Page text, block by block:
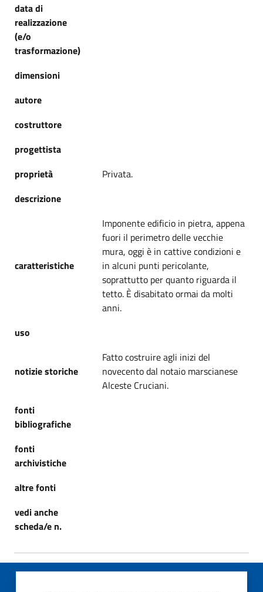
data di
realizzazione
(e/o
trasformazione)
dimensioni
autore
costruttore
progettista
proprietà
Privata.
descrizione
caratteristiche
Imponente edificio in pietra, appena
fuori il perimetro delle vecchie
mura, oggi è in cattive condizioni e
in alcuni punti pericolante,
soprattutto per quanto riguarda il
tetto. È disabitato ormai da molti
anni.
uso
notizie storiche
Fatto costruire agli inizi del
novecento dal notaio marscianese
Alceste Cruciani.
fonti
bibliografiche
fonti
archivistiche
altre fonti
vedi anche
scheda/e n.